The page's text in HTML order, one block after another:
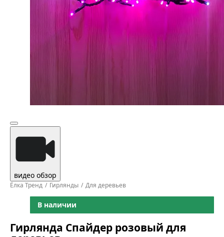
видео обзор
Ёлка Тренд Гирлянды Для деревьев
В наличии
Гирлянда Спайдер розовый для